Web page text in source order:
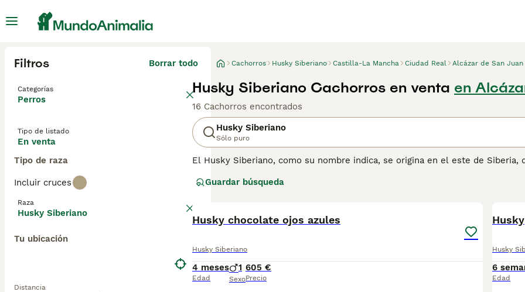
Filtros Borrar todo
Categorías
Perros
Tipo de listado
En venta
Tipo de raza
Incluir cruces
Raza
Husky Siberiano
Tu ubicación
Distancia
Cachorros Husky Siberiano Castilla-La Mancha Ciudad Real Alcázar de San Juan
Husky Siberiano Cachorros en venta en
16 Cachorros encontrados
Husky Siberiano
Sólo puro
El Husky Siberiano, como su nombre indica, se origina en el este de
de compañía. Son atléticos, alertas y disfrutan de estar con otros perros
entrenarlos y manejarlos. Estos perros prosperarán en un entorno
familia.
para obtener
Guardar búsqueda
Husky chocolate ojos azules
Husky Siberiano
4 meses
Edad
1
Sexo
605 €
Precio
Husky
Husky
6
Edad